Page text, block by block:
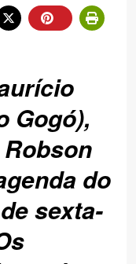
Gogó),
do
sexta-